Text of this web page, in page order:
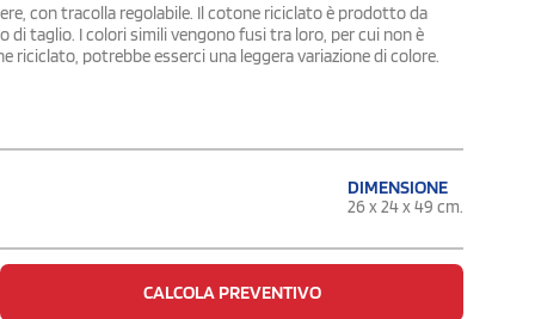
con tracolla regolabile. Il cotone riciclato è prodotto da
taglio. I colori simili vengono fusi tra loro, per cui non è
riciclato, potrebbe esserci una leggera variazione di colore.
DIMENSIONE
26 x 24 x 49 cm.
CALCOLA PREVENTIVO